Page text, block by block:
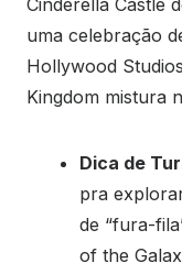
Cinderella Castle
uma celebração
Hollywood
Kingdom mistura
Dica de
pra
de “fura-
of the